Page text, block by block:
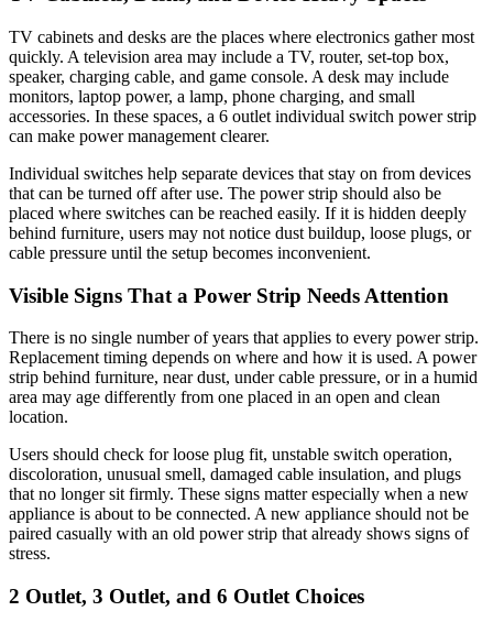
TV cabinets and desks are the places where electronics gather most
quickly. A television area may include a TV, router, set-top box,
speaker, charging cable, and game console. A desk may include
monitors, laptop power, a lamp, phone charging, and small
accessories. In these spaces, a 6 outlet individual switch power strip
can make power management clearer.
Individual switches help separate devices that stay on from devices
that can be turned off after use. The power strip should also be
placed where switches can be reached easily. If it is hidden deeply
behind furniture, users may not notice dust buildup, loose plugs, or
cable pressure until the setup becomes inconvenient.
Visible Signs That a Power Strip Needs Attention
There is no single number of years that applies to every power strip.
Replacement timing depends on where and how it is used. A power
strip behind furniture, near dust, under cable pressure, or in a humid
area may age differently from one placed in an open and clean
location.
Users should check for loose plug fit, unstable switch operation,
discoloration, unusual smell, damaged cable insulation, and plugs
that no longer sit firmly. These signs matter especially when a new
appliance is about to be connected. A new appliance should not be
paired casually with an old power strip that already shows signs of
stress.
2 Outlet, 3 Outlet, and 6 Outlet Choices